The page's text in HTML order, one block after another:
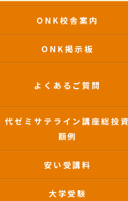
ONK校舎案内
ONK掲示板
よくあるご質問
代ゼミサテライン講座総投資
額例
安い受講料
大学受験